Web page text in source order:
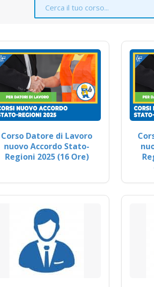
Corso Datore di Lavoro
nuovo Accordo Stato-
Regioni 2025 (16 Ore)